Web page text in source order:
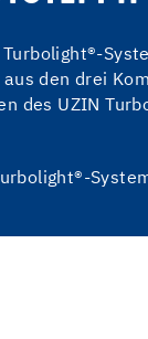
den drei
des UZIN